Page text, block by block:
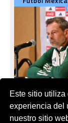
Este sitio
experiencia del
nuestro sitio
Fútbol